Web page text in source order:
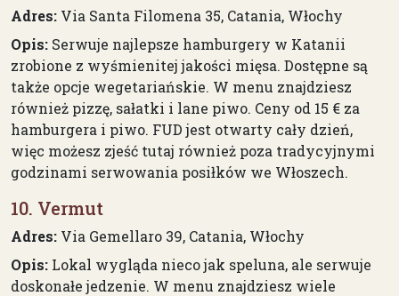
Adres: Via Santa Filomena 35, Catania, Włochy
Opis: Serwuje najlepsze hamburgery w Katanii
zrobione z wyśmienitej jakości mięsa. Dostępne są
także opcje wegetariańskie. W menu znajdziesz
również pizzę, sałatki i lane piwo. Ceny od 15 € za
hamburgera i piwo. FUD jest otwarty cały dzień,
więc możesz zjeść tutaj również poza tradycyjnymi
godzinami serwowania posiłków we Włoszech.
10. Vermut
Adres: Via Gemellaro 39, Catania, Włochy
Opis: Lokal wygląda nieco jak speluna, ale serwuje
doskonałe jedzenie. W menu znajdziesz wiele